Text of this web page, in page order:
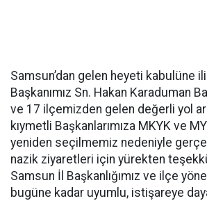
Samsun’dan gelen heyeti kabulüne
Başkanımız Sn. Hakan Karaduman
ve 17 ilçemizden gelen değerli yol
kıymetli Başkanlarımıza MKYK ve
yeniden seçilmemiz nedeniyle
nazik ziyaretleri için yürekten
Samsun İl Başkanlığımız ve ilçe
bugüne kadar uyumlu, istişareye